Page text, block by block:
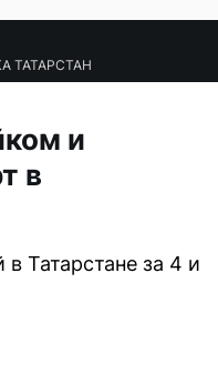
ТАТАРСТАН
и
в
Татарстане за 4 и